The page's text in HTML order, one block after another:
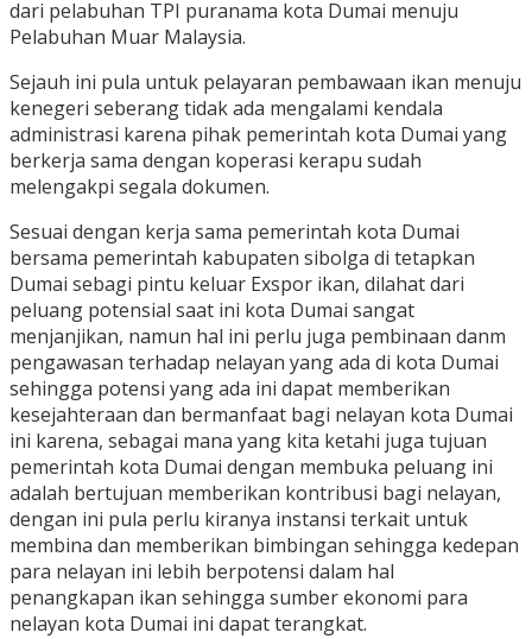
dari pelabuhan TPI puranama kota Dumai menuju
Pelabuhan Muar Malaysia.
Sejauh ini pula untuk pelayaran pembawaan ikan menuju
kenegeri seberang tidak ada mengalami kendala
administrasi karena pihak pemerintah kota Dumai yang
berkerja sama dengan koperasi kerapu sudah
melengakpi segala dokumen.
Sesuai dengan kerja sama pemerintah kota Dumai
bersama pemerintah kabupaten sibolga di tetapkan
Dumai sebagi pintu keluar Exspor ikan, dilahat dari
peluang potensial saat ini kota Dumai sangat
menjanjikan, namun hal ini perlu juga pembinaan danm
pengawasan terhadap nelayan yang ada di kota Dumai
sehingga potensi yang ada ini dapat memberikan
kesejahteraan dan bermanfaat bagi nelayan kota Dumai
ini karena, sebagai mana yang kita ketahi juga tujuan
pemerintah kota Dumai dengan membuka peluang ini
adalah bertujuan memberikan kontribusi bagi nelayan,
dengan ini pula perlu kiranya instansi terkait untuk
membina dan memberikan bimbingan sehingga kedepan
para nelayan ini lebih berpotensi dalam hal
penangkapan ikan sehingga sumber ekonomi para
nelayan kota Dumai ini dapat terangkat.